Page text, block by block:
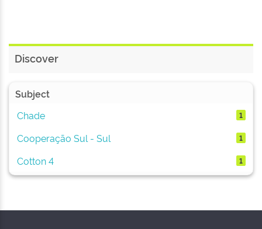
Discover
Subject
Chade
1
Cooperação Sul - Sul 1
Cotton 4 1